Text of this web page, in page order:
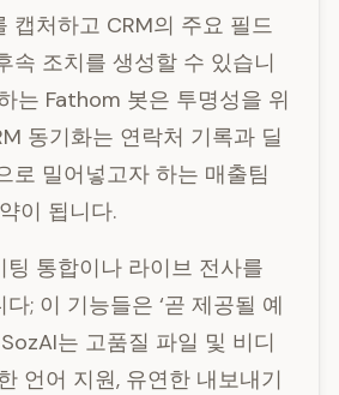
캡처하고 CRM의 주요 필드
속 조치를 생성할 수 있습니
는 Fathom 봇은 투명성을 위
동기화는 연락처 기록과 딜
로 밀어넣고자 하는 매출팀
이 됩니다.
팅 통합이나 라이브 전사를
; 이 기능들은 ‘곧 제공될 예
는 고품질 파일 및 비디
언어 지원, 유연한 내보내기